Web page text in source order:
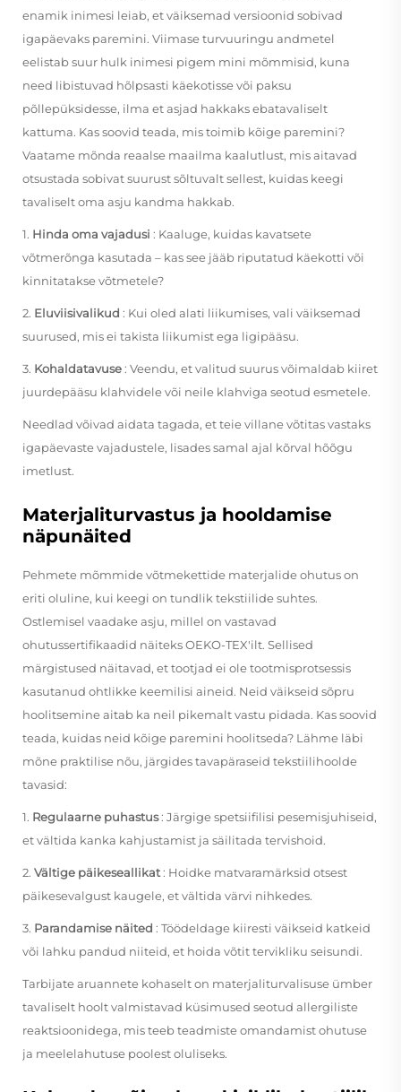
enamik inimesi leiab, et väiksemad versioonid sobivad
igapäevaks paremini. Viimase turvuuringu andmetel
eelistab suur hulk inimesi pigem mini mõmmisid, kuna
need libistuvad hõlpsasti käekotisse või paksu
põllepüksidesse, ilma et asjad hakkaks ebatavaliselt
kattuma. Kas soovid teada, mis toimib kõige paremini?
Vaatame mõnda reaalse maailma kaalutlust, mis aitavad
otsustada sobivat suurust sõltuvalt sellest, kuidas keegi
tavaliselt oma asju kandma hakkab.
1. Hinda oma vajadusi : Kaaluge, kuidas kavatsete
võtmerõnga kasutada – kas see jääb riputatud käekotti või
kinnitatakse võtmetele?
2. Eluviisivalikud : Kui oled alati liikumises, vali väiksemad
suurused, mis ei takista liikumist ega ligipääsu.
3. Kohaldatavuse: Veendu, et valitud suurus võimaldab kiiret
juurdepääsu klahvidele või neile klahviga seotud esmetele.
Needlad võivad aidata tagada, et teie villane võtitas vastaks
igapäevaste vajadustele, lisades samal ajal kõrval hõõgu
imetlust.
Materjaliturvastus ja hooldamise
näpunäited
Pehmete mõmmide võtmekettide materjalide ohutus on
eriti oluline, kui keegi on tundlik tekstiilide suhtes.
Ostlemisel vaadake asju, millel on vastavad
ohutussertifikaadid näiteks OEKO-TEX'ilt. Sellised
märgistused näitavad, et tootjad ei ole tootmisprotsessis
kasutanud ohtlikke keemilisi aineid. Neid väikseid sõpru
hoolitsemine aitab ka neil pikemalt vastu pidada. Kas soovid
teada, kuidas neid kõige paremini hoolitseda? Lähme läbi
mõne praktilise nõu, järgides tavapäraseid tekstiilihoolde
tavasid:
1. Regulaarne puhastus: Järgige spetsiifilisi pesemisjuhiseid,
et vältida kanka kahjustamist ja säilitada tervishoid.
2. Vältige päikeseallikat: Hoidke matvaramärksid otsest
päikesevalgust kaugele, et vältida värvi nihkedes.
3. Parandamise näited : Töödeldage kiiresti väikseid katkeid
või lahku pandud niiteid, et hoida võtit tervikliku seisundi.
Tarbijate aruannete kohaselt on materjaliturvalisuse ümber
tavaliselt hoolt valmistavad küsimused seotud allergiliste
reaktsioonidega, mis teeb teadmiste omandamist ohutuse
ja meelelahutuse poolest oluliseks.